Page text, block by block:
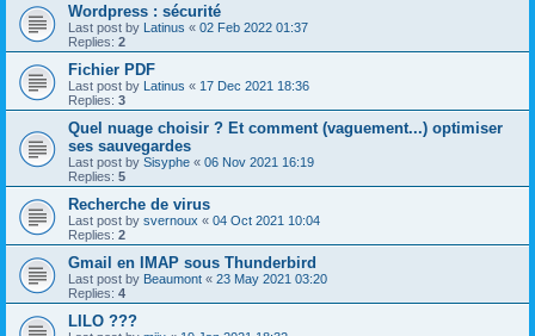
Wordpress : sécurité
Last post by Latinus « 02 Feb 2022 01:37
Replies: 2
Fichier PDF
Last post by Latinus « 17 Dec 2021 18:36
Replies: 3
Quel nuage choisir ? Et comment (vaguement...) optimiser
ses sauvegardes
Last post by Sisyphe « 06 Nov 2021 16:19
Replies: 5
Recherche de virus
Last post by svernoux « 04 Oct 2021 10:04
Replies: 2
Gmail en IMAP sous Thunderbird
Last post by Beaumont « 23 May 2021 03:20
Replies: 4
LILO ???